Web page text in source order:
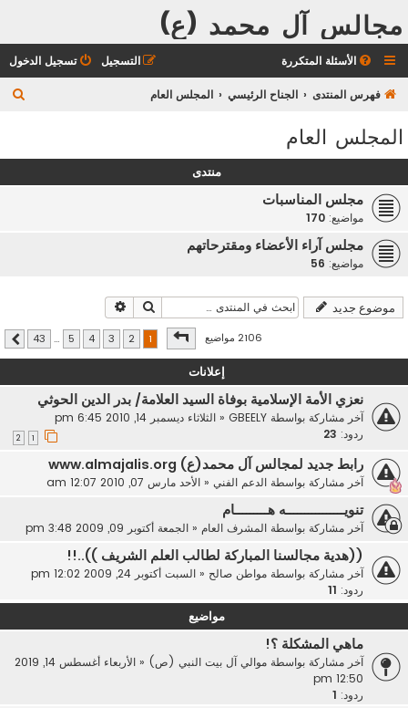
مجالس آل محمد (ع)
الأسئلة المتكررة تسجيل الدخول التسجيل
فهرس المنتدى الجناح الرئيسي المجلس العام
ب
المجلس العام
منتدى
مجلس المناسبات
مواضيع: 170
مجلس آراء الأعضاء ومقترحاتهم
مواضيع: 56
موضوع جديد بحث
2106 مواضيع صفحة1 من43
2
3
4
5
…
43 التالي
إعلانات
نعزي الأمة الإسلامية بوفاة السيد العلامة/ بدر الدين الحوثي
آخر مشاركة بواسطة GBEELY
« الثلاثاء ديسمبر 14, 2010 6:45 pm
ردود: 23
رابط جديد لمجالس آل محمد(ع) www.almajalis.org
آخر مشاركة بواسطة الدعم الفني « الأحد مارس 07, 2010 12:07 am
تنويــــــــــــــــه هـــــــــام
آخر مشاركة بواسطة المشرف العام« الجمعة أكتوبر 09, 2009 3:48 pm
((هدية مجالسنا المباركة لطالب العلم الشريف ))..!!
آخر مشاركة بواسطة مواطن صالح« السبت أكتوبر 24, 2009 12:02 pm
ردود: 11
مواضيع
ماهي المشكلة ؟!
آخر مشاركة بواسطة موالي آل بيت النبي (ص)«
الأربعاء أغسطس 14, 2019
12:50 pm
ردود: